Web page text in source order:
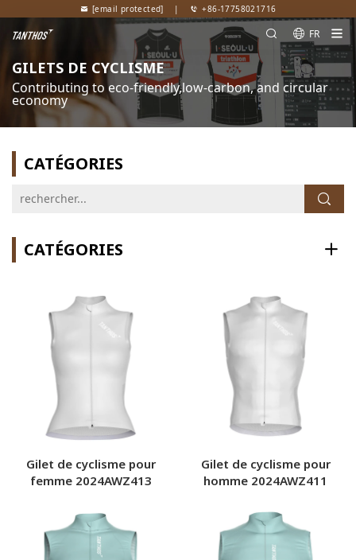
[email protected] | +86-17758021716
FR
GILETS DE CYCLISME
Contributing to eco-friendly,low-carbon, and circular
economy
CATÉGORIES
CATÉGORIES
Gilet de cyclisme pour
femme 2024AWZ413
Gilet de cyclisme pour
homme 2024AWZ411